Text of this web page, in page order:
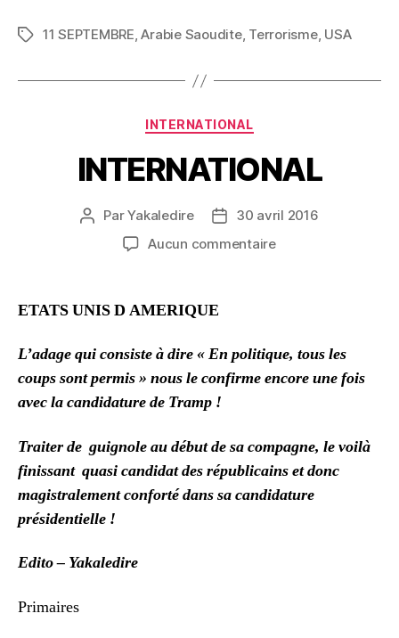
Étiquettes
11 SEPTEMBRE,Arabie Saoudite, Terrorisme, USA
Catégories
INTERNATIONAL
INTERNATIONAL
Auteur
l’article
ParYakaledire
Date30 avril 2016
Aucun commentairesur
ETATS UNIS D AMERIQUE
L’adage qui consiste à dire « En politique, tous les
coups sont permis » nous le confirme encore une fois
avec la candidature de Tramp !
Traiter de guignole au début de sa compagne, le voilà
finissant quasi candidat des républicains et donc
magistralement conforté dans sa candidature
présidentielle !
Edito – Yakaledire
Primaires